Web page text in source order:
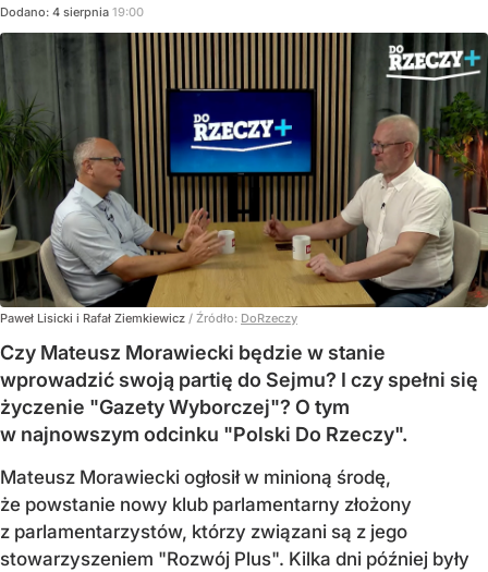
Dodano: 4 sierpnia 19:00
Paweł Lisicki i Rafał Ziemkiewicz / Źródło: DoRzeczy
Czy Mateusz Morawiecki będzie w stanie
wprowadzić swoją partię do Sejmu? I czy spełni się
życzenie "Gazety Wyborczej"? O tym
w najnowszym odcinku "Polski Do Rzeczy".
Mateusz Morawiecki ogłosił w minioną środę,
że powstanie nowy klub parlamentarny złożony
z parlamentarzystów, którzy związani są z jego
stowarzyszeniem "Rozwój Plus". Kilka dni później były